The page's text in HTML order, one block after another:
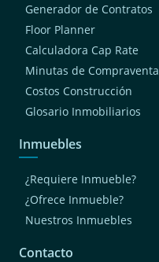
Generador de Contratos
Floor Planner
Calculadora Cap Rate
Minutas de Compraventa
Costos Construcción
Glosario Inmobiliarios
Inmuebles
¿Requiere Inmueble?
¿Ofrece Inmueble?
Nuestros Inmuebles
Contacto